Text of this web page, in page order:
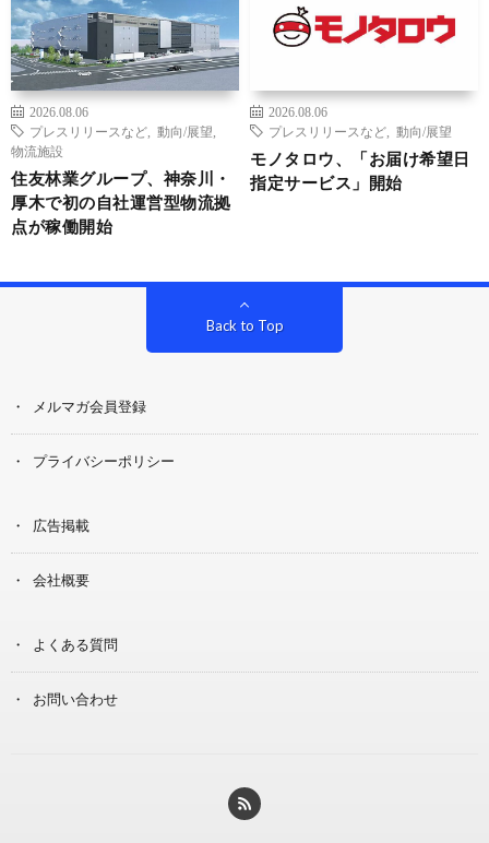
2026.08.06
プレスリリースなど
動向/展望
物流施設
住友林業グループ、神奈川・
厚木で初の自社運営型物流拠
点が稼働開始
2026.08.06
プレスリリースなど
動向/展望
モノタロウ、「お届け希望日
指定サービス」開始
Back to Top
メルマガ会員登録
プライバシーポリシー
広告掲載
会社概要
よくある質問
お問い合わせ